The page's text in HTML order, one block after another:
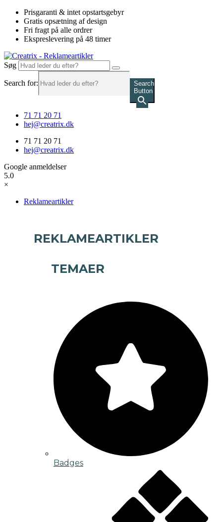
Videre
indhold
Prisgaranti & intet opstartsgebyr
Gratis opsætning af design
Fri fragt på alle ordrer
Ekspreslevering på 48 timer
Søg
Search for:
Search
Button
71 71 20 71
hej@creatrix.dk
71 71 20 71
hej@creatrix.dk
Google anmeldelser
5.0
×
Reklameartikler
REKLAMEARTIKLER
TEMAER
Badges